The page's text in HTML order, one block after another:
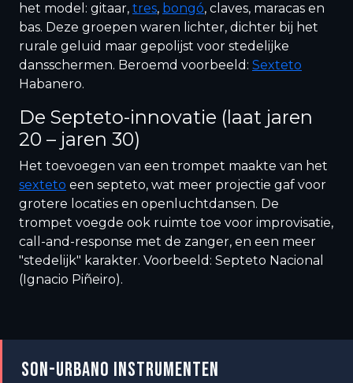
het model: gitaar, tres, bongó, claves, maracas en
bas. Deze groepen waren lichter, dichter bij het
rurale geluid maar gepolijst voor stedelijke
dansschermen. Beroemd voorbeeld: Sexteto
Habanero.
De Septeto-innovatie (laat jaren
20 – jaren 30)
Het toevoegen van een trompet maakte van het
sexteto een septeto, wat meer projectie gaf voor
grotere locaties en openluchtdansen. De
trompet voegde ook ruimte toe voor improvisatie,
call-and-response met de zanger, en een meer
"stedelijk" karakter. Voorbeeld: Septeto Nacional
(Ignacio Piñeiro).
SON-URBANO INSTRUMENTEN